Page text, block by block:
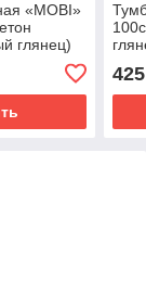
«MOBI»
глянец)